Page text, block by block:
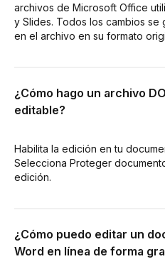
archivos de Microsoft Office
y Slides. Todos los cambios se
en el archivo en su formato
¿Cómo hago un archivo
editable?
Habilita la edición en tu
Selecciona Proteger
edición.
¿Cómo puedo editar un
Word en línea de forma